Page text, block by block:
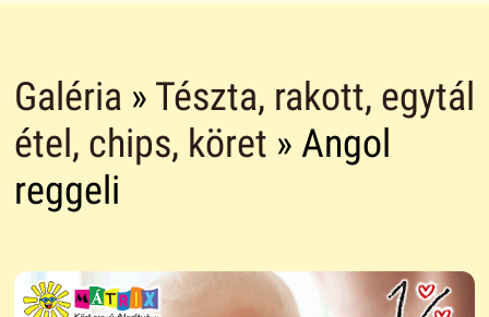
Galéria » Tészta, rakott, egytál
étel, chips, köret » Angol
reggeli